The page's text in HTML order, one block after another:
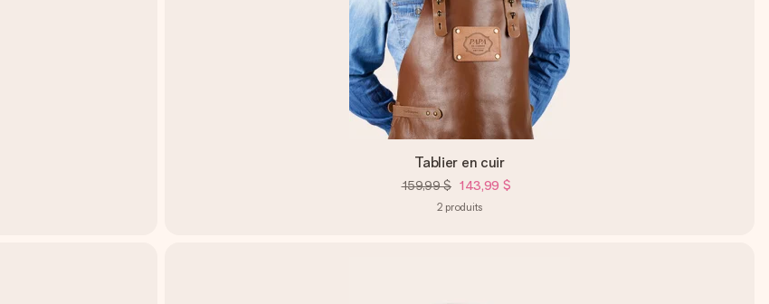
Tablier en cuir
159,99 $ 143,99 $
2 produits